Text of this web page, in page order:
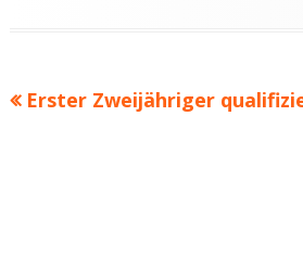
Beitragsnavigation
Vorheriger
Erster Zweijähriger